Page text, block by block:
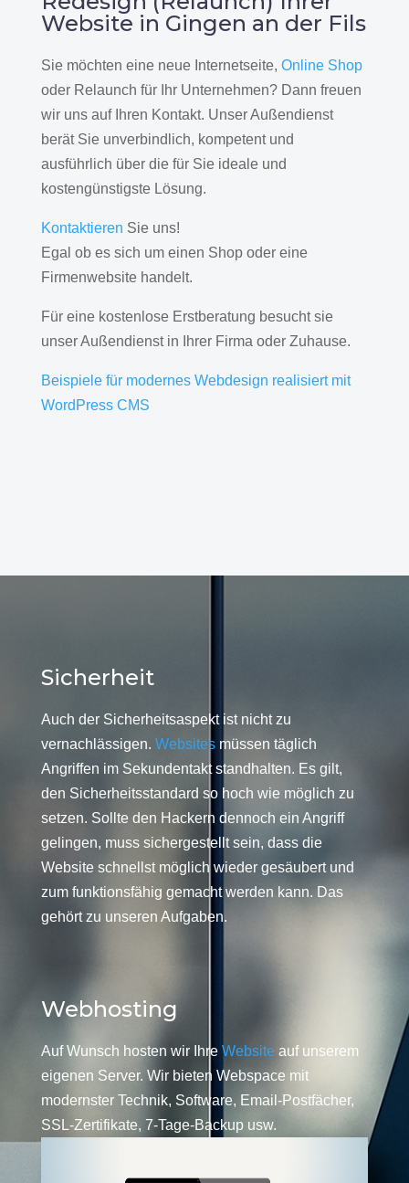
Website in Gingen an der Fils
Sie möchten eine neue Internetseite, Online Shop
oder Relaunch für Ihr Unternehmen? Dann freuen
wir uns auf Ihren Kontakt. Unser Außendienst
berät Sie unverbindlich, kompetent und
ausführlich über die für Sie ideale und
kostengünstigste Lösung.
Kontaktieren Sie uns!
Egal ob es sich um einen Shop oder eine
Firmenwebsite handelt.
Für eine kostenlose Erstberatung besucht sie
unser Außendienst in Ihrer Firma oder Zuhause.
Beispiele für modernes Webdesign realisiert mit
WordPress CMS
Sicherheit
Auch der Sicherheitsaspekt ist nicht zu
vernachlässigen. Websitesmüssen täglich
Angriffen im Sekundentakt standhalten. Es gilt,
den Sicherheitsstandard so hoch wie möglich zu
setzen. Sollte den Hackern dennoch ein Angriff
gelingen, muss sichergestellt sein, dass die
Website schnellst möglich wieder gesäubert und
zum funktionsfähig gemacht werden kann. Das
gehört zu unseren Aufgaben.
Webhosting
Auf Wunsch hosten wir Ihre Website auf unserem
eigenen Server. Wir bieten Webspace mit
modernster Technik, Software, Email-Postfächer,
SSL-Zertifikate, 7-Tage-Backup usw.